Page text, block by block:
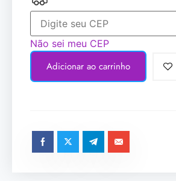
Não sei meu CEP
Adicionar ao carrinho